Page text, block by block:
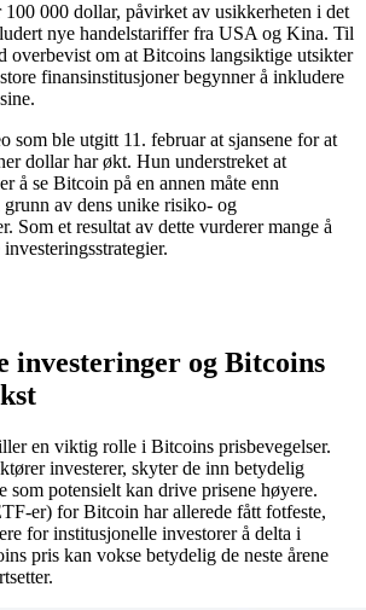
000 dollar, påvirket av usikkerheten i det
nye handelstariffer fra USA og Kina. Til
overbevist om at Bitcoins langsiktige utsikter
finansinstitusjoner begynner å inkludere
som ble utgitt 11. februar at sjansene for at
dollar har økt. Hun understreket at
å se Bitcoin på en annen måte enn
av dens unike risiko- og
Som et resultat av dette vurderer mange å
investeringer og Bitcoins
en viktig rolle i Bitcoins prisbevegelser.
investerer, skyter de inn betydelig
som potensielt kan drive prisene høyere.
er) for Bitcoin har allerede fått fotfeste,
for institusjonelle investorer å delta i
pris kan vokse betydelig de neste årene